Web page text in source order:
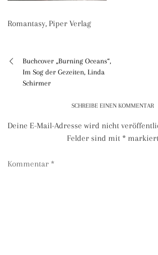
Romantasy, Piper Verlag
Beitragsnavigation
Buchcover „Burning Oceans“,
Im Sog der Gezeiten, Linda
Schirmer
SCHREIBE EINEN KOMMENTAR
Deine E-Mail-Adresse wird nicht
Felder sind mit *markiert
Kommentar *